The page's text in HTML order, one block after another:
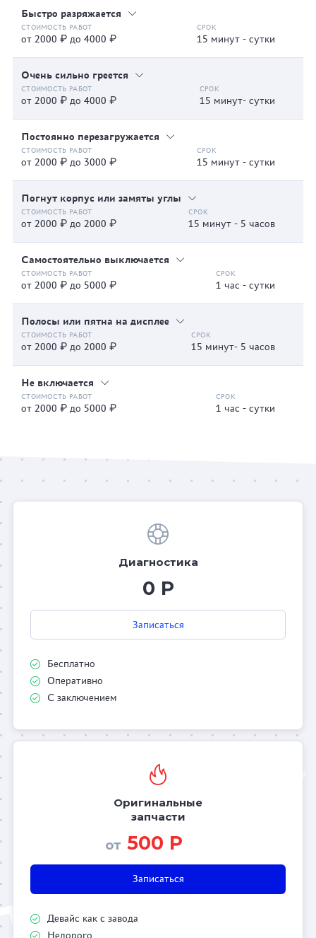
Быстро разряжается
от 2000 ₽ до 4000 ₽ 15 минут - сутки
Очень сильно греется
от 2000 ₽ до 4000 ₽ 15 минут- сутки
Постоянно перезагружается
от 2000 ₽ до 3000 ₽ 15 минут - сутки
Погнут корпус или замяты углы
от 2000 ₽ до 2000 ₽ 15 минут - 5 часов
Самостоятельно выключается
от 2000 ₽ до 5000 ₽ 1 час - сутки
Полосы или пятна на дисплее
от 2000 ₽ до 2000 ₽ 15 минут- 5 часов
Не включается
от 2000 ₽ до 5000 ₽ 1 час - сутки
Диагностика
0 Р
Записаться
Бесплатно
Оперативно
С заключением
Оригинальные
запчасти
от 500 Р
Записаться
Девайс как с завода
Недорого